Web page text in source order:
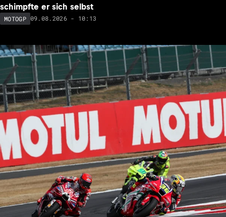
schimpfte er sich selbst
MOTOGP 09.08.2026 - 10:13